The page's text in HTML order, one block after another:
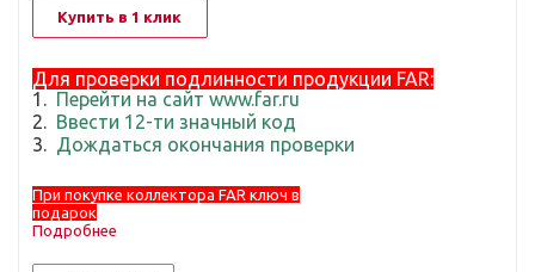
Купить в 1 клик
Для проверки подлинности продукции FAR:
Перейти на сайт www.far.ru
Ввести 12-ти значный код
Дождаться окончания проверки
При покупке коллектора FAR ключ в
подарок
Подробнее